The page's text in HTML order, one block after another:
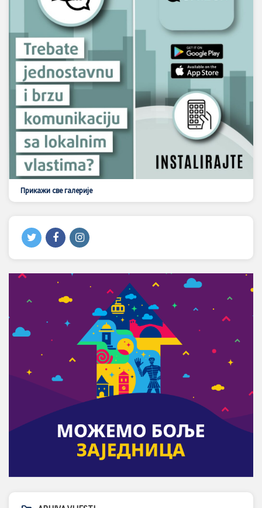
Прикажи све галерије